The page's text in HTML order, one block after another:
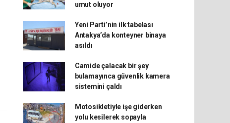
umut oluyor
Yeni Parti’nin ilk tabelası
Antakya’da konteyner binaya
asıldı
Camide çalacak bir şey
bulamayınca güvenlik kamera
sistemini çaldı
Motosikletiyle işe giderken
yolu kesilerek sopayla